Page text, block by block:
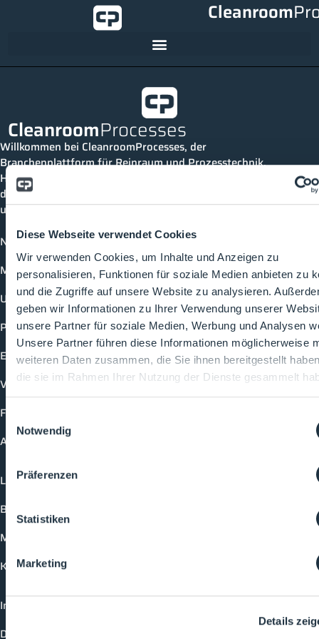
Diese Webseite verwendet Cookies
Wir verwenden Cookies, um Inhalte und Anzeigen zu
personalisieren, Funktionen für soziale Medien anbieten zu
und die Zugriffe auf unsere Website zu analysieren.
geben wir Informationen zu Ihrer Verwendung unserer
unsere Partner für soziale Medien, Werbung und Analysen
Unsere Partner führen diese Informationen möglicherweise
weiteren Daten zusammen, die Sie ihnen bereitgestellt
die sie im Rahmen Ihrer Nutzung der Dienste gesammelt
Einwilligungsauswahl
Notwendig
Präferenzen
Statistiken
Marketing
Details
Cleanroom
CleanroomProcesses
Willkommen bei CleanroomProcesses, der
Branchenplattform für Reinraum und Prozesstechnik.
Hier bleibst du immer auf dem neuesten Stand, kannst
dich mit anderen verknüpfen und alle relevanten Themen
und Events der Branche entdecken.
News
Mediathek
Unternehmen
Produkte
Events
Vorträge
Future-Faces
Academy
Login
Buchungsmöglichkeiten
Medienformate
Kontakt
Impressum
Datenschutzerklärung